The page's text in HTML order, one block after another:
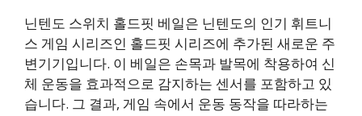
닌텐도 스위치 홀드핏 베일은 닌텐도의 인기 휘트니
스 게임 시리즈인 홀드핏 시리즈에 추가된 새로운 주
변기기입니다. 이 베일은 손목과 발목에 착용하여 신
체 운동을 효과적으로 감지하는 센서를 포함하고 있
습니다. 그 결과, 게임 속에서 운동 동작을 따라하는